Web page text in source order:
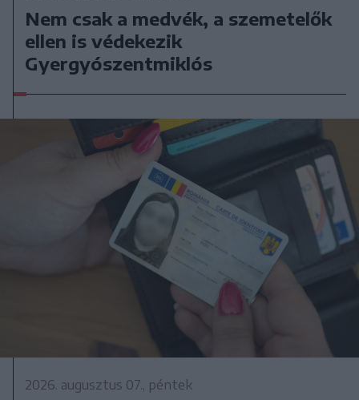
Nem csak a medvék, a szemetelők
ellen is védekezik
Gyergyószentmiklós
2026. augusztus 07., péntek